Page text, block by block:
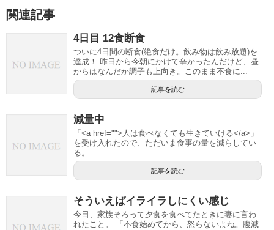
関連記事
4日目 12食断食
ついに4日間の断食(絶食だけ。飲み物は飲み放題)を
達成！ 昨日から今朝にかけて辛かったんだけど、昼
からはなんだか調子も上向き。このまま不食に...
記事を読む
減量中
「<a href="">人は食べなくても生きていける</a>」
を受け入れたので、ただいま食事の量を減らしてい
る。 ...
記事を読む
そういえばイライラしにくい感じ
今日、家族そろって夕食を食べてたときに妻に言わ
れたこと。 「不食始めてから、怒らないよね。腹減